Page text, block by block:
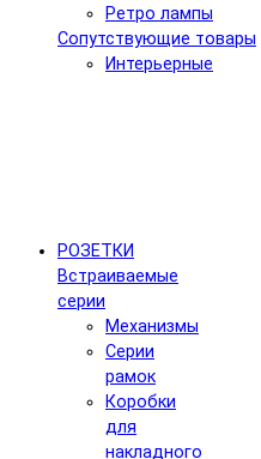
Ретро лампы
Сопутствующие товары
Интерьерные
РОЗЕТКИ
Встраиваемые
серии
Механизмы
Серии
рамок
Коробки
для
накладного